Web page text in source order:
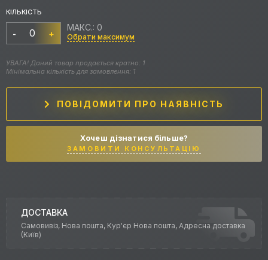
КІЛЬКІСТЬ
- +
МАКС.: 0
Обрати максимум
УВАГА! Даний товар продається кратно: 1
Мінімальна кількість для замовлення: 1
ПОВІДОМИТИ ПРО НАЯВНІСТЬ
Хочеш дізнатися більше?
ЗАМОВИТИ КОНСУЛЬТАЦІЮ
ДОСТАВКА
Самовивіз, Нова пошта, Кур'єр Нова пошта, Адресна доставка
(Київ)